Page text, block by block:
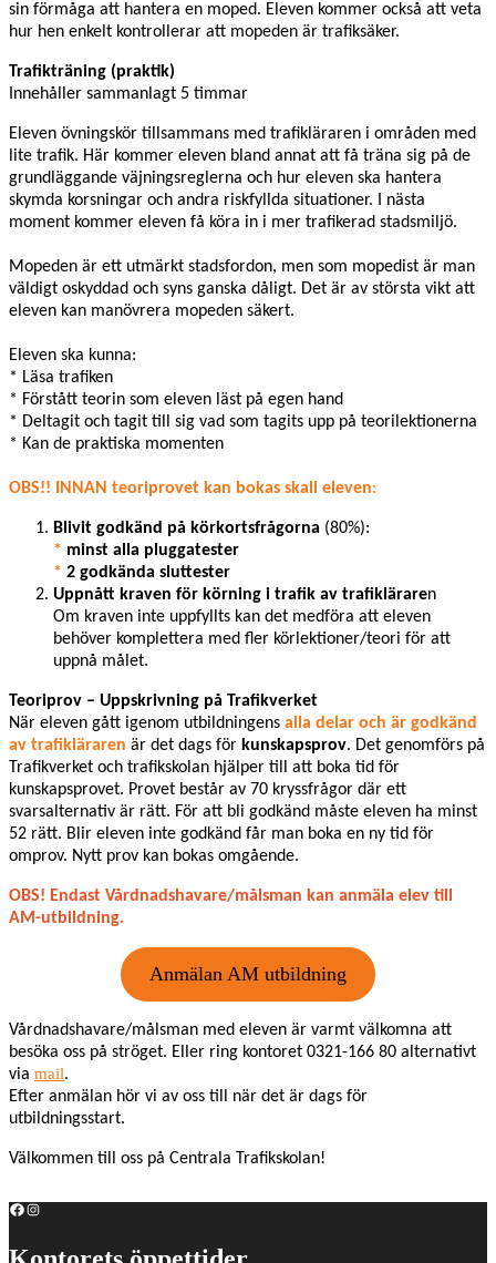
sin förmåga att hantera en moped. Eleven kommer också att veta
hur hen enkelt kontrollerar att mopeden är trafiksäker.
Trafikträning (praktik)
Innehåller sammanlagt 5 timmar
Eleven övningskör tillsammans med trafikläraren i områden med
lite trafik. Här kommer eleven bland annat att få träna sig på de
grundläggande väjningsreglerna och hur eleven ska hantera
skymda korsningar och andra riskfyllda situationer. I nästa
moment kommer eleven få köra in i mer trafikerad stadsmiljö.
Mopeden är ett utmärkt stadsfordon, men som mopedist är man
väldigt oskyddad och syns ganska dåligt. Det är av största vikt att
eleven kan manövrera mopeden säkert.
Eleven ska kunna:
* Läsa trafiken
* Förstått teorin som eleven läst på egen hand
* Deltagit och tagit till sig vad som tagits upp på teorilektionerna
* Kan de praktiska momenten
OBS!! INNAN teoriprovet kan bokas skall eleven:
Blivit godkänd på körkortsfrågorna (80%):
* minst alla pluggatester
* 2 godkända sluttester
Uppnått kraven för körning i trafik av trafikläraren
Om kraven inte uppfyllts kan det medföra att eleven
behöver komplettera med fler körlektioner/teori för att
uppnå målet.
Teoriprov – Uppskrivning på Trafikverket
När eleven gått igenom utbildningens alla delar och är godkänd
av trafikläraren är det dags för kunskapsprov. Det genomförs på
Trafikverket och trafikskolan hjälper till att boka tid för
kunskapsprovet. Provet består av 70 kryssfrågor där ett
svarsalternativ är rätt. För att bli godkänd måste eleven ha minst
52 rätt. Blir eleven inte godkänd får man boka en ny tid för
omprov. Nytt prov kan bokas omgående.
OBS! Endast Vårdnadshavare/målsman kan anmäla elev till
AM-utbildning.
Anmälan AM utbildning
Vårdnadshavare/målsman med eleven är varmt välkomna att
besöka oss på ströget. Eller ring kontoret 0321-166 80 alternativt
via mail.
Efter anmälan hör vi av oss till när det är dags för
utbildningsstart.
Välkommen till oss på Centrala Trafikskolan!
Facebook
Instagram